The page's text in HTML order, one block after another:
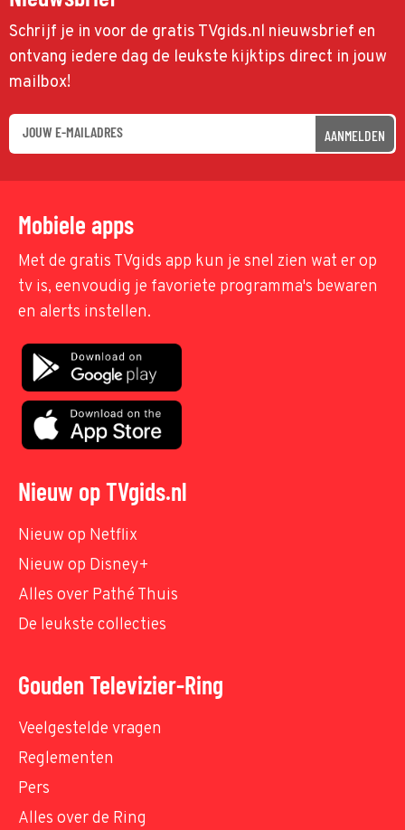
Schrijf je in voor de gratis TVgids.nl nieuwsbrief en
ontvang iedere dag de leukste kijktips direct in jouw
mailbox!
AANMELDEN
Mobiele apps
Met de gratis TVgids app kun je snel zien wat er op
tv is, eenvoudig je favoriete programma's bewaren
en alerts instellen.
Nieuw op TVgids.nl
Nieuw op Netflix
Nieuw op Disney+
Alles over Pathé Thuis
De leukste collecties
Gouden Televizier-Ring
Veelgestelde vragen
Reglementen
Pers
Alles over de Ring